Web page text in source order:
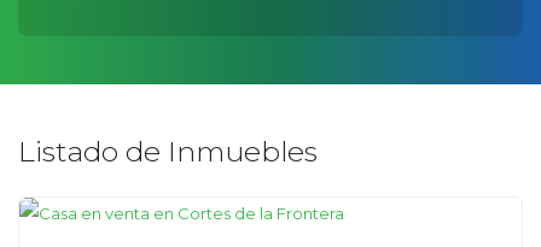
Listado de Inmuebles